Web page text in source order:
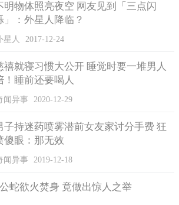
明物体照亮夜空 网友见到「三点闪
」：外星人降临？
星人 2017-12-24
禧就寝习惯大公开 睡觉时要一堆男人
！睡前还要喝人
闻异事 2020-12-29
子持迷药喷雾潜前女友家讨分手费 狂
傻眼：那无效
闻异事 2019-12-18
蛇欲火焚身 竟做出惊人之举